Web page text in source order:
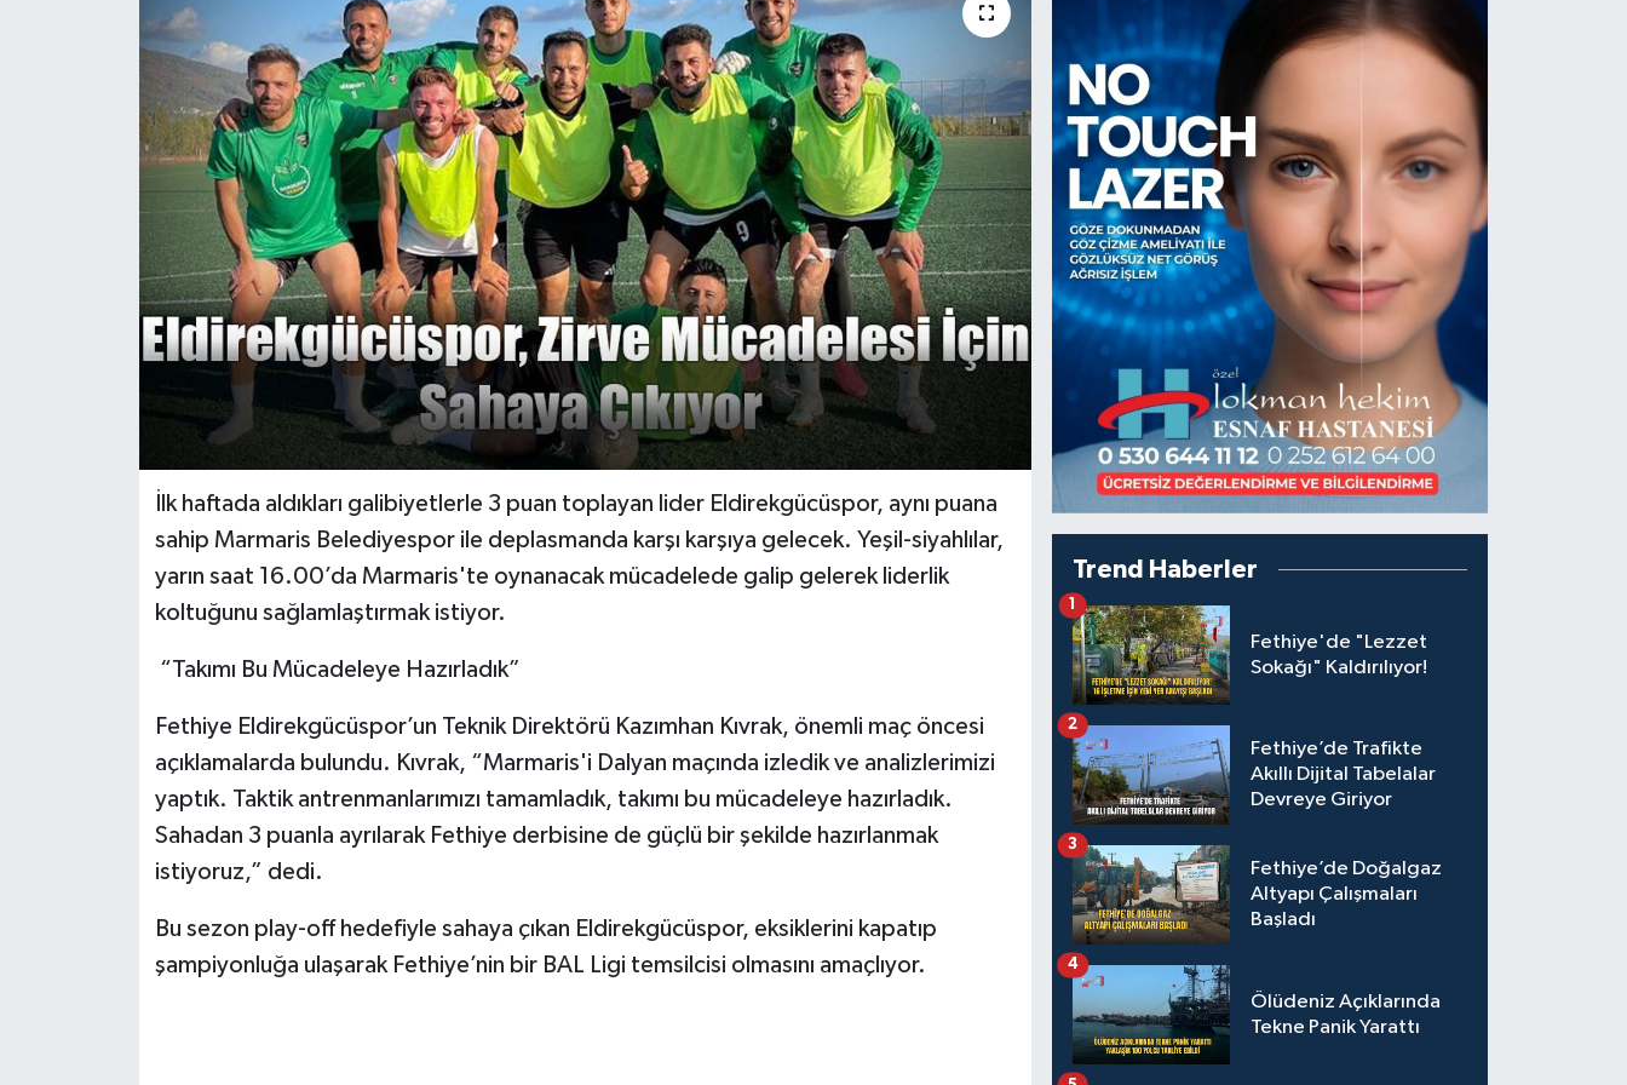
İlk haftada aldıkları galibiyetlerle 3 puan toplayan lider Eldirekgücüspor, aynı puana
sahip Marmaris Belediyespor ile deplasmanda karşı karşıya gelecek. Yeşil-siyahlılar,
yarın saat 16.00’da Marmaris'te oynanacak mücadelede galip gelerek liderlik
koltuğunu sağlamlaştırmak istiyor.
“Takımı Bu Mücadeleye Hazırladık”
Fethiye Eldirekgücüspor’un Teknik Direktörü Kazımhan Kıvrak, önemli maç öncesi
açıklamalarda bulundu. Kıvrak, “Marmaris'i Dalyan maçında izledik ve analizlerimizi
yaptık. Taktik antrenmanlarımızı tamamladık, takımı bu mücadeleye hazırladık.
Sahadan 3 puanla ayrılarak Fethiye derbisine de güçlü bir şekilde hazırlanmak
istiyoruz,” dedi.
Bu sezon play-off hedefiyle sahaya çıkan Eldirekgücüspor, eksiklerini kapatıp
şampiyonluğa ulaşarak Fethiye’nin bir BAL Ligi temsilcisi olmasını amaçlıyor.
Trend Haberler
Fethiye'de "Lezzet
Sokağı" Kaldırılıyor!
1
Fethiye’de Trafikte
Akıllı Dijital Tabelalar
Devreye Giriyor
2
Fethiye’de Doğalgaz
Altyapı Çalışmaları
Başladı
3
Ölüdeniz Açıklarında
Tekne Panik Yarattı
4